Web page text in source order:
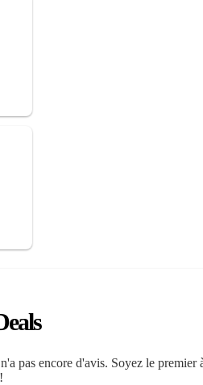
n'a pas encore d'avis. Soyez le premier